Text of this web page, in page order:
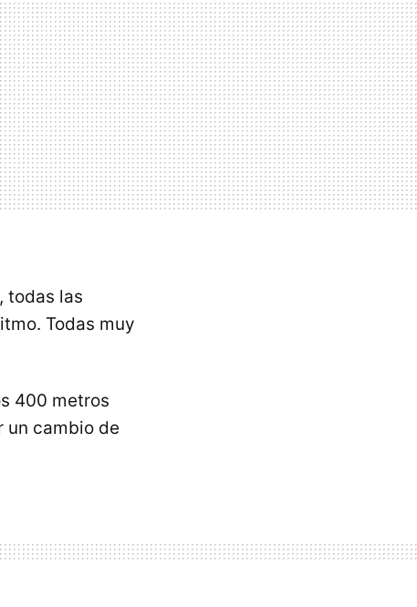
todas las
Todas muy
400 metros
un cambio de